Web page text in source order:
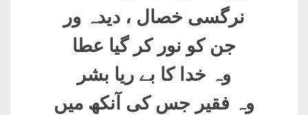
نرگسی خصال ، دیدہ ور
جن کو نور کر گیا عطا
وہ خدا کا بے ریا بشر
وہ فقیر جس کی آنکھ میں